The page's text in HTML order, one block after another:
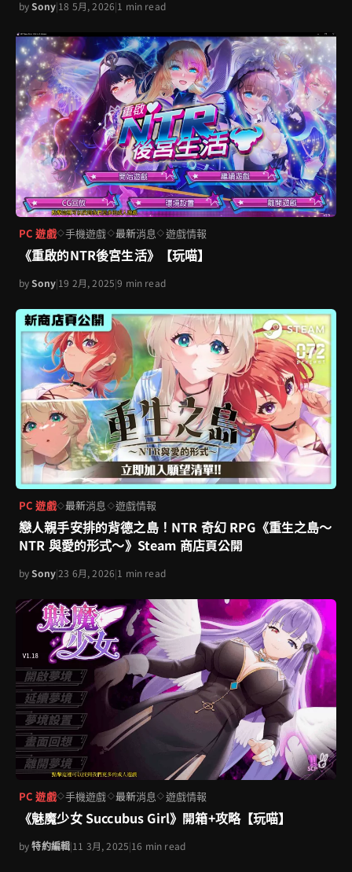
bySony|18 5月, 2026|1 min read
PC 遊戲◇手機遊戲◇最新消息◇遊戲情報
《重啟的NTR後宮生活》【玩喵】
bySony|19 2月, 2025|9 min read
PC 遊戲◇最新消息 ◇遊戲情報
戀人親手安排的背德之島！NTR 奇幻 RPG《重生之島～
NTR 與愛的形式～》Steam 商店頁公開
bySony|23 6月, 2026|1 min read
PC 遊戲◇手機遊戲◇最新消息◇遊戲情報
《魅魔少女 Succubus Girl》開箱+攻略【玩喵】
by特約編輯|11 3月, 2025|16 min read